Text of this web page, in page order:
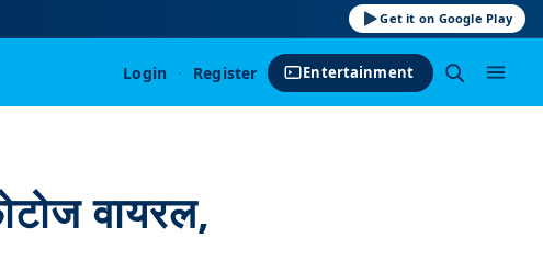
Get it on Google Play
Login · Register Entertainment
वायरल,